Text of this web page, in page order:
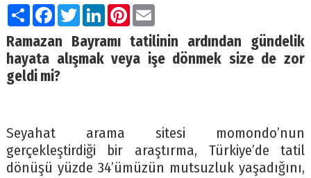
PaylaşFacebook
TwitterLinkedIn
Pinterest
Email
Ramazan Bayramı tatilinin ardından gündelik
hayata alışmak veya işe dönmek size de zor
geldi mi?
Seyahat arama sitesi momondo’nun
gerçekleştirdiği bir araştırma, Türkiye’de tatil
dönüşü yüzde 34’ümüzün mutsuzluk yaşadığını,